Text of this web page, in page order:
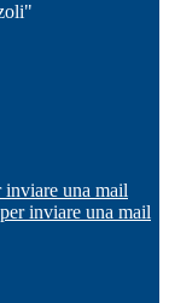
una mail
inviare una mail